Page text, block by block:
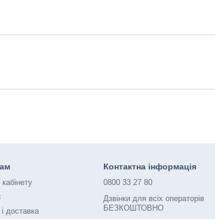
доставка
Контактна інформація
0800 33 27 80
Дзвінки для всіх операторів
БЕЗКОШТОВНО